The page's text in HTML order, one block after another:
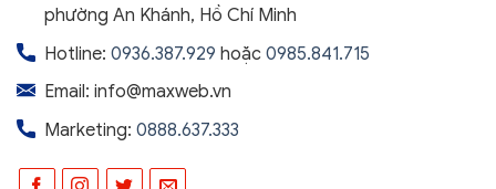
phường An Khánh, Hồ Chí Minh
Hotline: 0936.387.929 hoặc 0985.841.715
Email: info@maxweb.vn
Marketing: 0888.637.333